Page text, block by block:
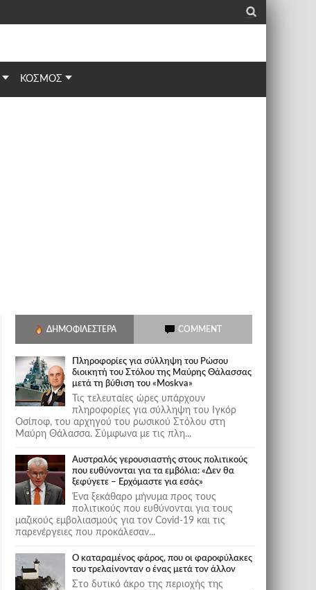
_
ΚΟΣΜΟΣ
ΔΗΜΟΦΙΛΈΣΤΕΡΑ COMMENT
Πληροφορίες για σύλληψη του Ρώσου
διοικητή του Στόλου της Mαύρης Θάλασσας
μετά τη βύθιση του «Moskva»
Τις τελευταίες ώρες υπάρχουν
πληροφορίες για σύλληψη του Ιγκόρ
Οσίποφ, του αρχηγού του ρωσικού Στόλου στη
Μαύρη Θάλασσα. Σύμφωνα με τις πλη...
Αυστραλός γερουσιαστής στους πολιτικούς
που ευθύνονται για τα εμβόλια: «Δεν θα
ξεφύγετε – Ερχόμαστε για εσάς»
Ένα ξεκάθαρο μήνυμα προς τους
πολιτικούς που ευθύνονται για τους
μαζικούς εμβολιασμούς για τον Covid-19 και τις
παρενέργειες που προκάλεσαν...
Ο καταραμένος φάρος, που οι φαροφύλακες
του τρελαίνονταν ο ένας μετά τον άλλον
Στο δυτικό άκρο της περιοχής της